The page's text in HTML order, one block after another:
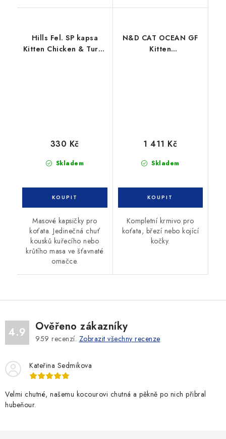
Hills Fel. SP kapsa
Kitten Chicken & Turky
Skladem
330 Kč
Masové kapsičky pro
koťata. Jedinečná chuť
kousků kuřecího nebo
krůtího masa ve šťavnaté
omačce.
N&D CAT OCEAN GF
Kitten
Skladem
1 411 Kč
Kompletní krmivo pro
koťata, březí nebo kojící
kočky.
4.9 Ověřeno zákazníky
959 recenzí. Zobrazit všechny recenze
Kateřina Sedmikova
Velmi chutné, našemu kocourovi chutná a pěkně po nich přibral
hubeňour.